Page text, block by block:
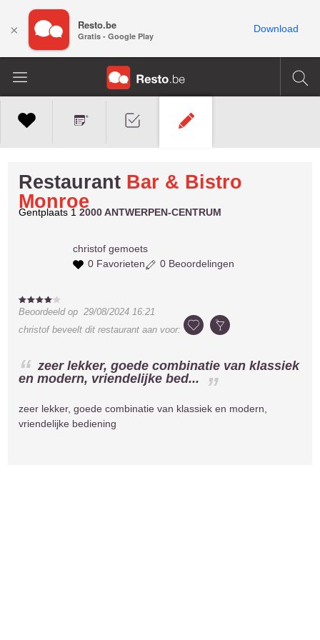
Restaurant Bar & Bistro
Monroe
Gentplaats 12000 ANTWERPEN-CENTRUM
christof gemoets
0 Favorieten
0 Beoordelingen
Beoordeeld op29/08/2024 16:21
christofbeveelt dit restaurant aan voor:
zeer lekker, goede combinatie van klassiek
en modern, vriendelijke bed...
zeer lekker, goede combinatie van klassiek en modern,
vriendelijke bediening
× Resto.be
Gratis - Google Play
Download